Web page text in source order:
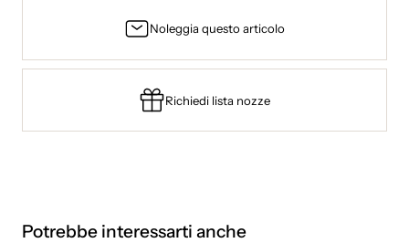
Noleggia questo articolo
Richiedi lista nozze
Potrebbe interessarti anche